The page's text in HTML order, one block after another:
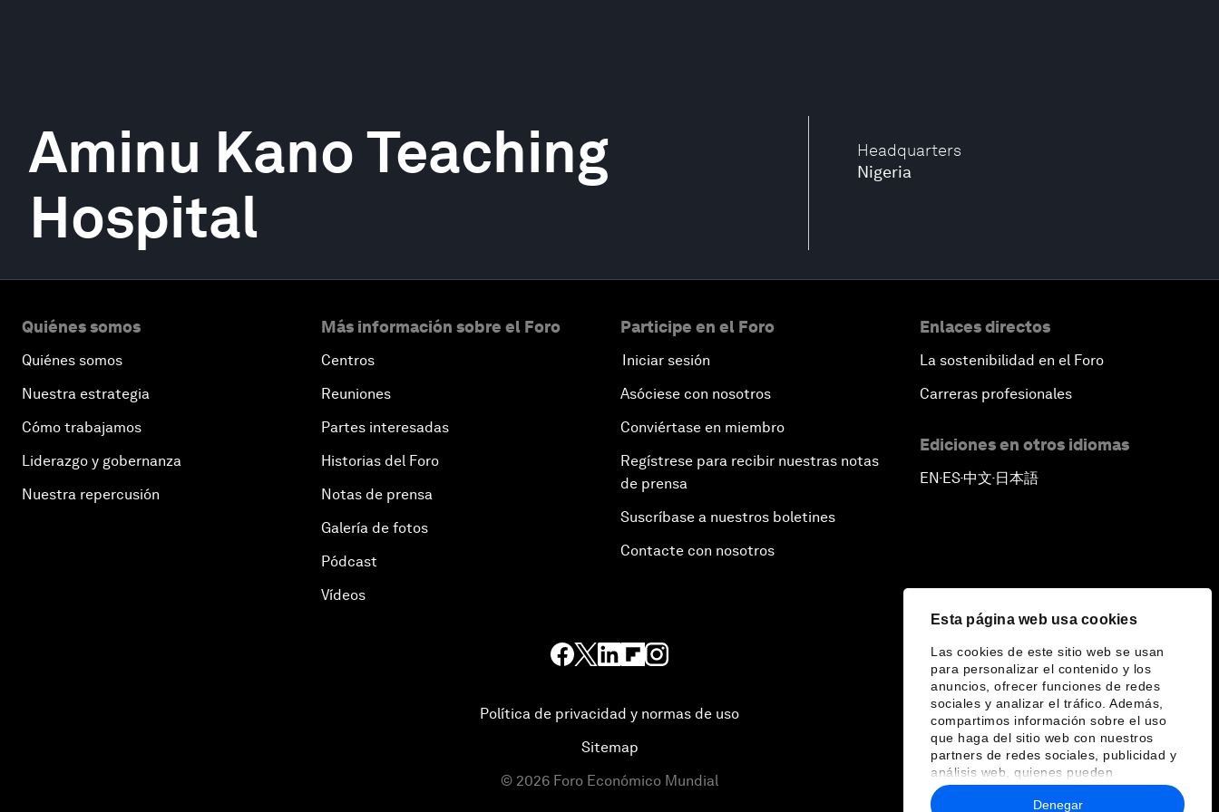
Esta página web usa cookies
Las cookies de este sitio web se usan
para personalizar el contenido y los
anuncios, ofrecer funciones de redes
sociales y analizar el tráfico. Además,
compartimos información sobre el uso
que haga del sitio web con nuestros
partners de redes sociales, publicidad y
análisis web, quienes pueden
combinarla con otra información que les
haya proporcionado o que hayan
Denegar
Headquarters
Nigeria
Aminu Kano Teaching
Hospital
Quiénes somos
Quiénes somos
Nuestra estrategia
Cómo trabajamos
Liderazgo y gobernanza
Nuestra repercusión
Más información sobre el Foro
Centros
Reuniones
Partes interesadas
Historias del Foro
Notas de prensa
Galería de fotos
Pódcast
Vídeos
Participe en el Foro
Iniciar sesión
Asóciese con nosotros
Conviértase en miembro
Regístrese para recibir nuestras notas
de prensa
Suscríbase a nuestros boletines
Contacte con nosotros
Enlaces directos
La sostenibilidad en el Foro
Carreras profesionales
Ediciones en otros idiomas
EN▪ES▪中文▪ 日本語
Política de privacidad y normas de uso
Sitemap
© 2026 Foro Económico Mundial